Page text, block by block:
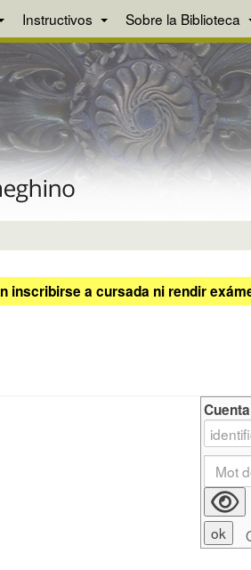
Instructivos Sobre la Biblioteca
inscribirse a cursada ni rendir